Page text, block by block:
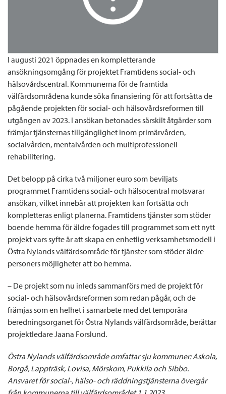
I augusti 2021 öppnades en kompletterande
ansökningsomgång för projektet Framtidens social- och
hälsovårdscentral. Kommunerna för de framtida
välfärdsområdena kunde söka finansiering för att fortsätta de
pågående projekten för social- och hälsovårdsreformen till
utgången av 2023. I ansökan betonades särskilt åtgärder som
främjar tjänsternas tillgänglighet inom primärvården,
socialvården, mentalvården och multiprofessionell
rehabilitering.
Det belopp på cirka två miljoner euro som beviljats
programmet Framtidens social- och hälsocentral motsvarar
ansökan, vilket innebär att projekten kan fortsätta och
kompletteras enligt planerna. Framtidens tjänster som stöder
boende hemma för äldre fogades till programmet som ett nytt
projekt vars syfte är att skapa en enhetlig verksamhetsmodell i
Östra Nylands välfärdsområde för tjänster som stöder äldre
personers möjligheter att bo hemma.
– De projekt som nu inleds sammanförs med de projekt för
social- och hälsovårdsreformen som redan pågår, och de
främjas som en helhet i samarbete med det temporära
beredningsorganet för Östra Nylands välfärdsområde, berättar
projektledare Jaana Forslund.
Östra Nylands välfärdsområde omfattar sju kommuner: Askola,
Borgå, Lappträsk, Lovisa, Mörskom, Pukkila och Sibbo.
Ansvaret för social-, hälso- och räddningstjänsterna övergår